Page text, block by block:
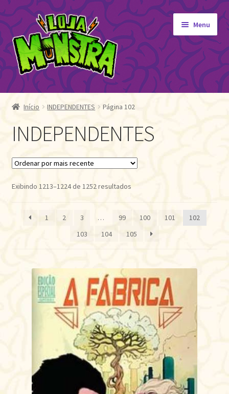
Pular
para
navegação
Pular
para
o
conteúdo
Menu
GIBIS
ORIGINAIS
TOY
INDEPENDENTES
BLOGÃO DA MONSTRA
Detalhes da conta
Início INDEPENDENTES Página 102
INDEPENDENTES
Exibindo 1213–1224 de 1252 resultadosClassificado
recente
1 2 3 … 99 100 101
102
103
104 105